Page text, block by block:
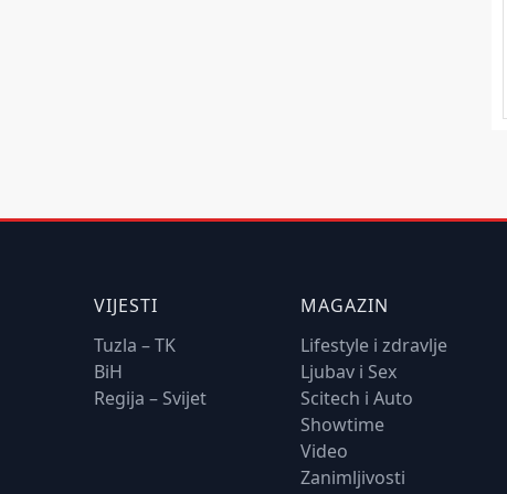
VIJESTI
Tuzla – TK
BiH
Regija – Svijet
MAGAZIN
Lifestyle i zdravlje
Ljubav i Sex
Scitech i Auto
Showtime
Video
Zanimljivosti